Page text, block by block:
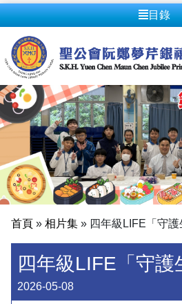
目錄
首頁 » 相片集 » 四年級LIFE「守
四年級LIFE「守護
2026-05-08